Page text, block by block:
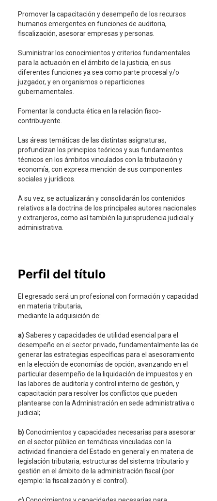
Promover la capacitación y desempeño de los recursos
humanos emergentes en funciones de auditoria,
fiscalización, asesorar empresas y personas.
Suministrar los conocimientos y criterios fundamentales
para la actuación en el ámbito de la justicia, en sus
diferentes funciones ya sea como parte procesal y/o
juzgador, y en organismos o reparticiones
gubernamentales.
Fomentar la conducta ética en la relación fisco-
contribuyente.
Las áreas temáticas de las distintas asignaturas,
profundizan los principios teóricos y sus fundamentos
técnicos en los ámbitos vinculados con la tributación y
economía, con expresa mención de sus componentes
sociales y jurídicos.
A su vez, se actualizarán y consolidarán los contenidos
relativos a la doctrina de los principales autores nacionales
y extranjeros, como así también la jurisprudencia judicial y
administrativa.
Perfil del título
El egresado será un profesional con formación y capacidad
en materia tributaria,
mediante la adquisición de:
a) Saberes y capacidades de utilidad esencial para el
desempeño en el sector privado, fundamentalmente las de
generar las estrategias específicas para el asesoramiento
en la elección de economías de opción, avanzando en el
particular desempeño de la liquidación de impuestos y en
las labores de auditoría y control interno de gestión, y
capacitación para resolver los conflictos que pueden
plantearse con la Administración en sede administrativa o
judicial;
b) Conocimientos y capacidades necesarias para asesorar
en el sector público en temáticas vinculadas con la
actividad financiera del Estado en general y en materia de
legislación tributaria, estructuras del sistema tributario y
gestión en el ámbito de la administración fiscal (por
ejemplo: la fiscalización y el control).